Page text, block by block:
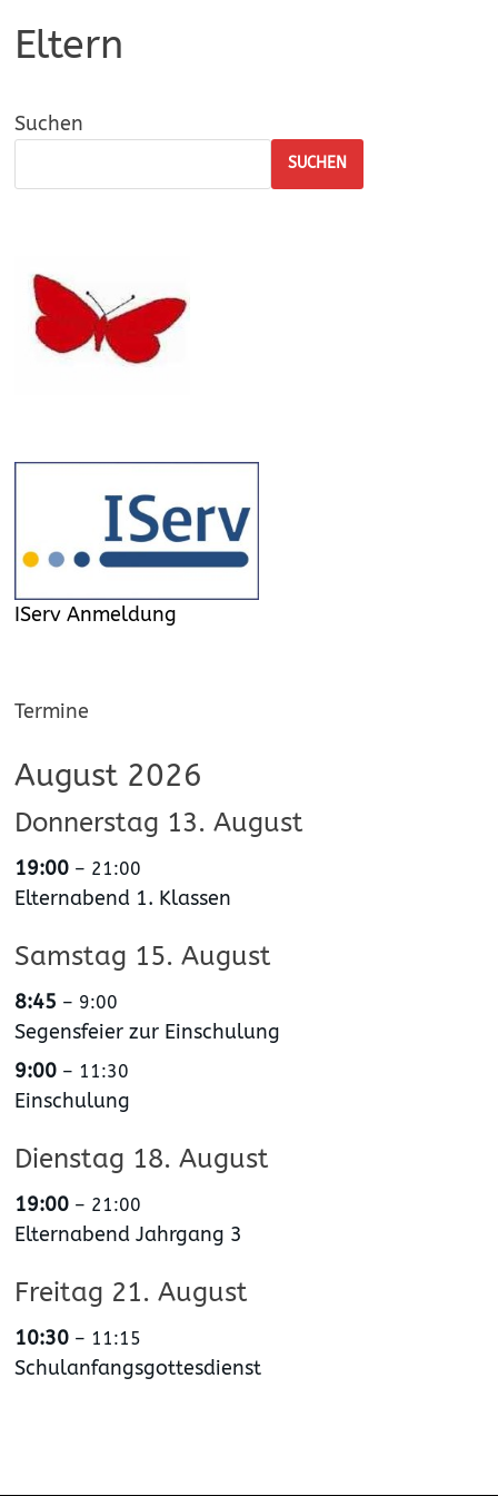
Eltern
Suchen
SUCHEN
IServ Anmeldung
Termine
August 2026
Donnerstag 13. August
19:00 – 21:00
Elternabend 1. Klassen
Samstag 15. August
8:45 – 9:00
Segensfeier zur Einschulung
9:00 – 11:30
Einschulung
Dienstag 18. August
19:00 – 21:00
Elternabend Jahrgang 3
Freitag 21. August
10:30 – 11:15
Schulanfangsgottesdienst